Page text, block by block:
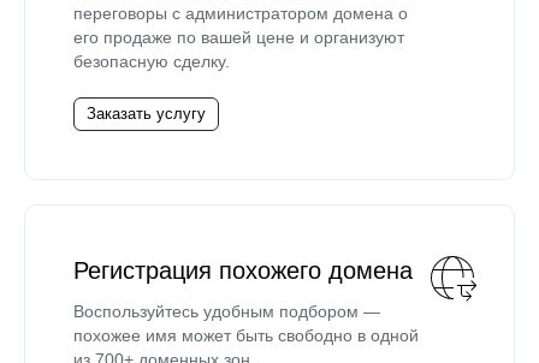
переговоры с администратором домена о
его продаже по вашей цене и организуют
безопасную сделку.
Заказать услугу
Регистрация похожего домена
Воспользуйтесь удобным подбором —
похожее имя может быть свободно в одной